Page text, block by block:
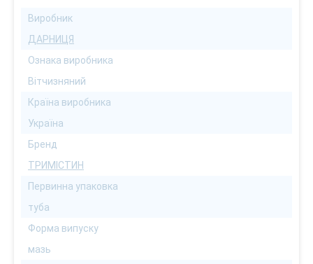
Виробник
ДАРНИЦЯ
Ознака виробника
Вітчизняний
Країна виробника
Україна
Бренд
ТРИМІСТИН
Первинна упаковка
туба
Форма випуску
мазь